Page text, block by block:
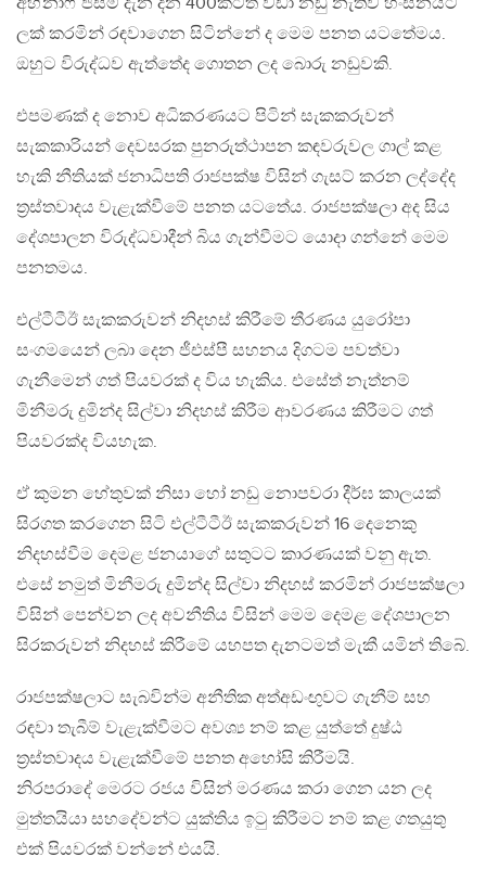
ලක් කරමින් රඳවාගෙන සිටින්නේ ද මෙම පනත යටතේමය.
ඔහුට විරුද්ධව ඇත්තේද ගොතන ලද බොරු නඩුවකි.
එපමණක් ද නොව අධිකරණයට පිටින් සැකකරුවන්
සැකකාරියන් දෙවසරක පුනරුත්ථාපන කඳවරුවල ගාල් කළ
හැකි නීතියක් ජනාධිපති රාජපක්ෂ විසින් ගැසට් කරන ලද්දේද
ත්‍රස්තවාදය වැළැක්වීමේ පනත යටතේය. රාජපක්ෂලා අද සිය
දේශපාලන විරුද්ධවාදීන් බිය ගැන්වීමට යොදා ගන්නේ මෙම
පනතමය.
එල්ටීටීඊ සැකකරුවන් නිදහස් කිරීමේ තීරණය යුරෝපා
සංගමයෙන් ලබා දෙන ජීඑස්පී සහනය දිගටම පවත්වා
ගැනීමෙන් ගත් පියවරක් ද විය හැකිය. එසේත් නැත්නම්
මිනීමරු දුමින්ද සිල්වා නිදහස් කිරීම ආවරණය කිරීමට ගත්
පියවරක්ද වියහැක.
ඒ කුමන හේතුවක් නිසා හෝ නඩු නොපවරා දීර්ඝ කාලයක්
සිරගත කරගෙන සිටි එල්ටීටීඊ සැකකරුවන් 16 දෙනෙකු
නිදහස්වීම දෙමළ ජනයාගේ සතුටට කාරණයක් වනු ඇත.
එසේ නමුත් මිනීමරු දුමින්ද සිල්වා නිදහස් කරමින් රාජපක්ෂලා
විසින් පෙන්වන ලද අවනීතිය විසින් මෙම දෙමළ දේශපාලන
සිරකරුවන් නිදහස් කිරීමේ යහපත දැනටමත් මැකී යමින් තිබේ.
රාජපක්ෂලාට සැබවින්ම අනීතික අත්අඩංඟුවට ගැනීම් සහ
රඳවා තැබීම් වැළැක්වීමට අවශ්‍ය නම් කළ යුත්තේ දුෂ්ඨ
ත්‍රස්තවාදය වැළැක්වීමේ පනත අහෝසි කිරීමයි.
නිරපරාදේ මෙරට රජය විසින් මරණය කරා ගෙන යන ලද
මුත්තයියා සහදේවන්ට යුක්තිය ඉටු කිරීමට නම් කළ ගතයුතු
එක් පියවරක් වන්නේ එයයි.